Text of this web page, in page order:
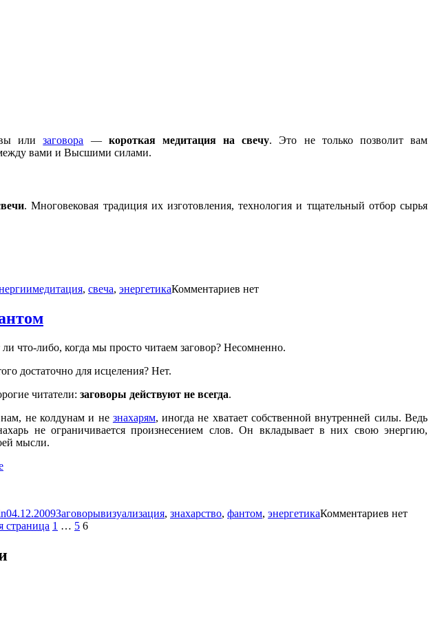
илизаговора — короткая медитация на свечу. Это не только позволит вам
между вами и Высшими силами.
. Многовековая традиция их изготовления, технология и тщательный отбор сырья
медитация, свеча, энергетикаКомментариев нет
что-либо, когда мы просто читаем заговор? Несомненно.
достаточно для исцеления? Нет.
читатели: заговоры действуют не всегда.
не колдунам и не знахарям, иногда не хватает собственной внутренней силы. Ведь
не ограничивается произнесением слов. Он вкладывает в них свою энергию,
мысли.
«Энергия
мысли
=
04.12.2009Заговорывизуализация, знахарство, фантом, энергетикаКомментариев нет
страница Страница
1 … Страница
5 Страница
6